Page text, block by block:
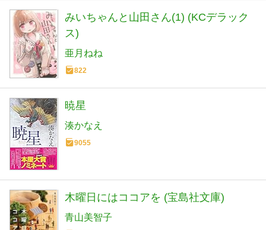
みいちゃんと山田さん(1) (KCデラック
ス)
亜月ねね
822
暁星
湊かなえ
9055
木曜日にはココアを (宝島社文庫)
青山美智子